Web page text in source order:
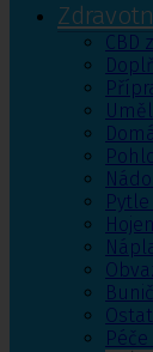
CBD